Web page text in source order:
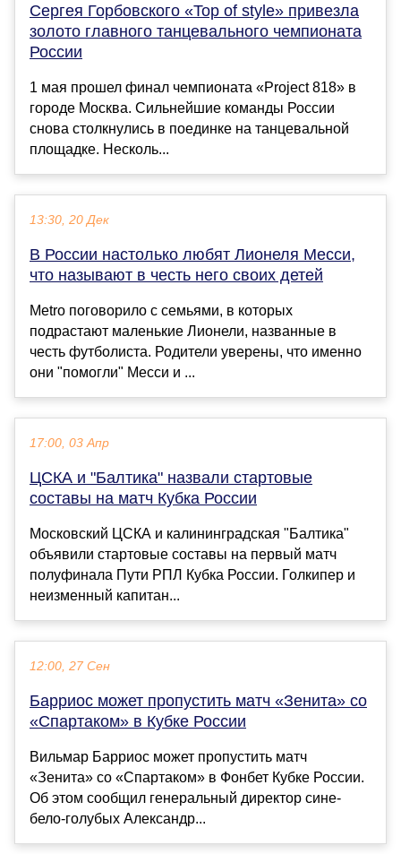
Сергея Горбовского «Top of style» привезла
золото главного танцевального чемпионата
России
1 мая прошел финал чемпионата «Project 818» в
городе Москва. Сильнейшие команды России
снова столкнулись в поединке на танцевальной
площадке. Несколь...
13:30, 20 Дек
В России настолько любят Лионеля Месси,
что называют в честь него своих детей
Metro поговорило с семьями, в которых
подрастают маленькие Лионели, названные в
честь футболиста. Родители уверены, что именно
они "помогли" Месси и ...
17:00, 03 Апр
ЦСКА и "Балтика" назвали стартовые
составы на матч Кубка России
Московский ЦСКА и калининградская "Балтика"
объявили стартовые составы на первый матч
полуфинала Пути РПЛ Кубка России. Голкипер и
неизменный капитан...
12:00, 27 Сен
Барриос может пропустить матч «Зенита» со
«Спартаком» в Кубке России
Вильмар Барриос может пропустить матч
«Зенита» со «Спартаком» в Фонбет Кубке России.
Об этом сообщил генеральный директор сине-
бело-голубых Александр...